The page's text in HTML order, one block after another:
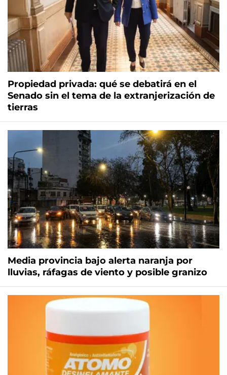
Propiedad privada: qué se debatirá en el
Senado sin el tema de la extranjerización de
tierras
Media provincia bajo alerta naranja por
lluvias, ráfagas de viento y posible granizo